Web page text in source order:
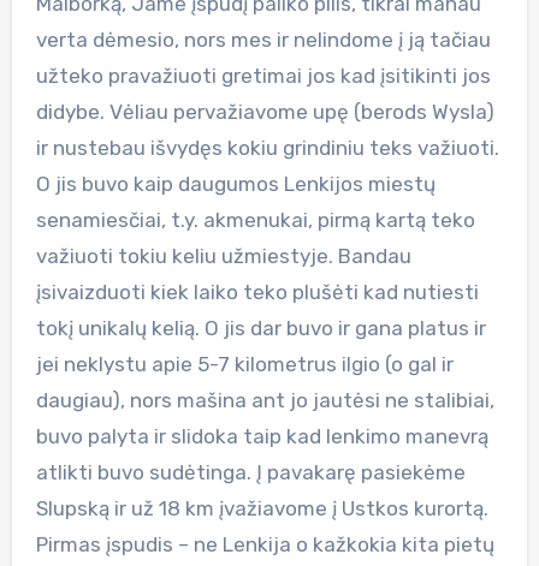
verta dėmesio, nors mes ir nelindome į ją tačiau
užteko pravažiuoti gretimai jos kad įsitikinti jos
didybe. Vėliau pervažiavome upę (berods Wysla)
ir nustebau išvydęs kokiu grindiniu teks važiuoti.
O jis buvo kaip daugumos Lenkijos miestų
senamiesčiai, t.y. akmenukai, pirmą kartą teko
važiuoti tokiu keliu užmiestyje. Bandau
įsivaizduoti kiek laiko teko plušėti kad nutiesti
tokį unikalų kelią. O jis dar buvo ir gana platus ir
jei neklystu apie 5-7 kilometrus ilgio (o gal ir
daugiau), nors mašina ant jo jautėsi ne stalibiai,
buvo palyta ir slidoka taip kad lenkimo manevrą
atlikti buvo sudėtinga. Į pavakarę pasiekėme
Slupską ir už 18 km įvažiavome į Ustkos kurortą.
Pirmas įspudis – ne Lenkija o kažkokia kita pietų